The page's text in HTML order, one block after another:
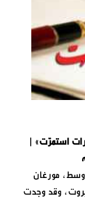
استمرّت» |
مورغان
وقد وجدت